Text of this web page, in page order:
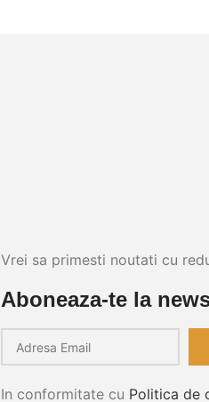
Vrei sa primesti noutati cu
Aboneaza-te la
In conformitate cu Politica de